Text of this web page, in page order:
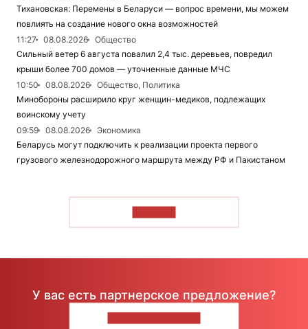
Тихановская: Перемены в Беларуси — вопрос времени, мы можем
повлиять на создание нового окна возможностей
11:27
08.08.2026
Общество
Сильный ветер 6 августа повалил 2,4 тыс. деревьев, повредил
крыши более 700 домов — уточненные данные МЧС
10:50
08.08.2026
Общество, Политика
Минобороны расширило круг женщин-медиков, подлежащих
воинскому учету
09:59
08.08.2026
Экономика
Беларусь могут подключить к реализации проекта первого
грузового железнодорожного маршрута между РФ и Пакистаном
У вас есть партнерское предложение?